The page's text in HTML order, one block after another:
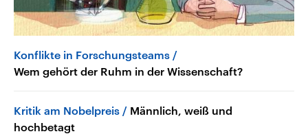
Konflikte in Forschungsteams
Wem gehört der Ruhm in der Wissenschaft?
Kritik am Nobelpreis
Männlich, weiß und
hochbetagt